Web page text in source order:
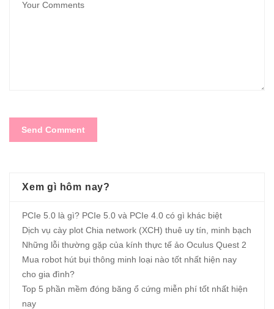
Xem gì hôm nay?
PCIe 5.0 là gì? PCIe 5.0 và PCIe 4.0 có gì khác biệt
Dịch vụ cày plot Chia network (XCH) thuê uy tín, minh bạch
Những lỗi thường gặp của kính thực tế ảo Oculus Quest 2
Mua robot hút bụi thông minh loại nào tốt nhất hiện nay
cho gia đình?
Top 5 phần mềm đóng băng ổ cứng miễn phí tốt nhất hiện
nay